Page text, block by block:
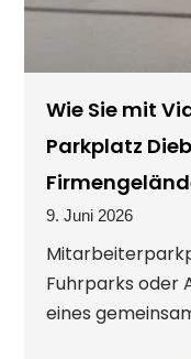
Wie Sie mit
Parkplatz
9. Juni 2026
Fuhrparks oder
eines